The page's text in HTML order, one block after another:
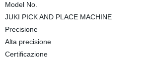
Model No.
JUKI PICK AND PLACE MACHINE
Precisione
Alta precisione
Certificazione